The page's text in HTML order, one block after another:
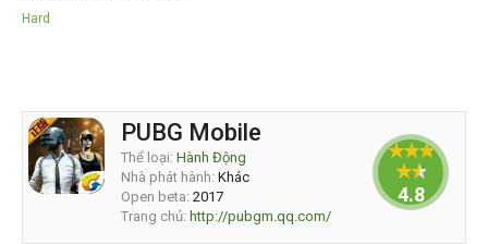
Hard
PUBG Mobile
Thể loại: Hành Động
Nhà phát hành: Khác
Open beta: 2017
Trang chủ: http://pubgm.qq.com/
4.8